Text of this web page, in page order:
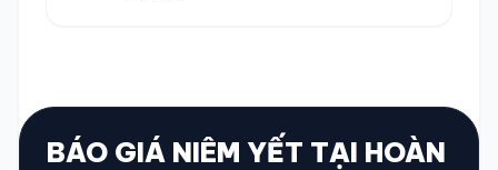
BÁO GIÁ NIÊM YẾT TẠI HOÀN